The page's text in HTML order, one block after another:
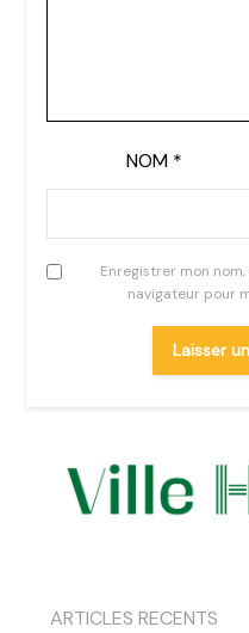
NOM *
Enregistrer mon
navigateur pour
ARTICLES RECENTS